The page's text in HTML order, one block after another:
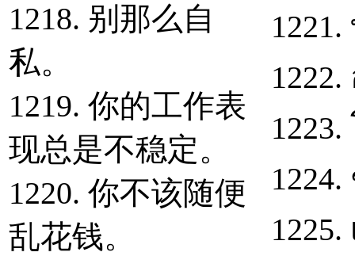
1218. 别那么自
私。
1219. 你的工作表
现总是不稳定。
1220. 你不该随便
乱花钱。